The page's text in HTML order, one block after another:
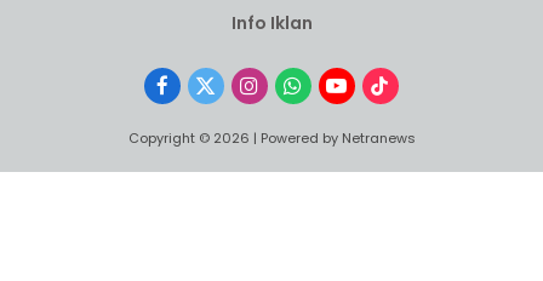
Info Iklan
Facebook
X
InstagramWhatsApp
YouTubeTikTok
Copyright © 2026 | Powered by Netranews